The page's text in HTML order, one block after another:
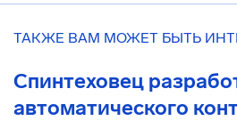
ТАКЖЕ ВАМ МОЖЕТ БЫТЬ
Спинтеховец
автоматического